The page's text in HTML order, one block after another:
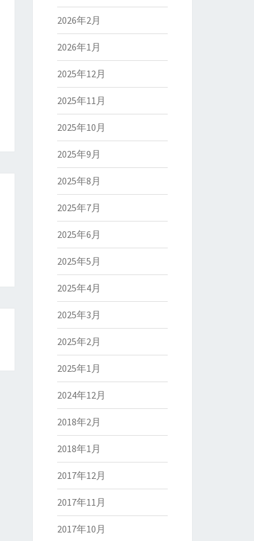
2026年2月
2026年1月
2025年12月
2025年11月
2025年10月
2025年9月
2025年8月
2025年7月
2025年6月
2025年5月
2025年4月
2025年3月
2025年2月
2025年1月
2024年12月
2018年2月
2018年1月
2017年12月
2017年11月
2017年10月